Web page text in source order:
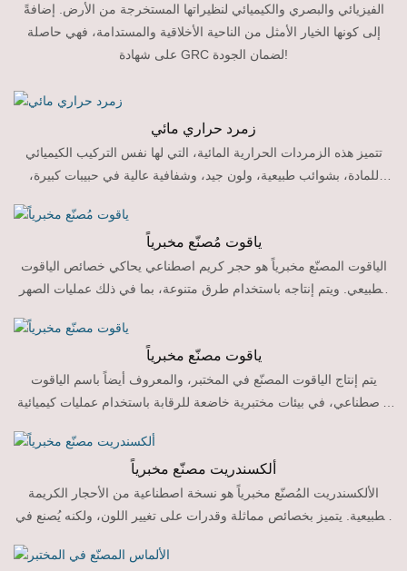
الفيزيائي والبصري والكيميائي لنظيراتها المستخرجة من الأرض. إضافةً
إلى كونها الخيار الأمثل من الناحية الأخلاقية والمستدامة، فهي حاصلة
على شهادة GRC لضمان الجودة!
زمرد حراري مائي
تتميز هذه الزمردات الحرارية المائية، التي لها نفس التركيب الكيميائي
للمادة، بشوائب طبيعية، ولون جيد، وشفافية عالية في حبيبات كبيرة،
ياقوت مُصنّع مخبرياً
الياقوت المصنّع مخبرياً هو حجر كريم اصطناعي يحاكي خصائص الياقوت
الطبيعي. ويتم إنتاجه باستخدام طرق متنوعة، بما في ذلك عمليات الصهر
ياقوت مصنّع مخبرياً
يتم إنتاج الياقوت المصنّع في المختبر، والمعروف أيضاً باسم الياقوت
الاصطناعي، في بيئات مختبرية خاضعة للرقابة باستخدام عمليات كيميائية
ألكسندريت مصنّع مخبرياً
الألكسندريت المُصنّع مخبرياً هو نسخة اصطناعية من الأحجار الكريمة
الطبيعية. يتميز بخصائص مماثلة وقدرات على تغيير اللون، ولكنه يُصنع في